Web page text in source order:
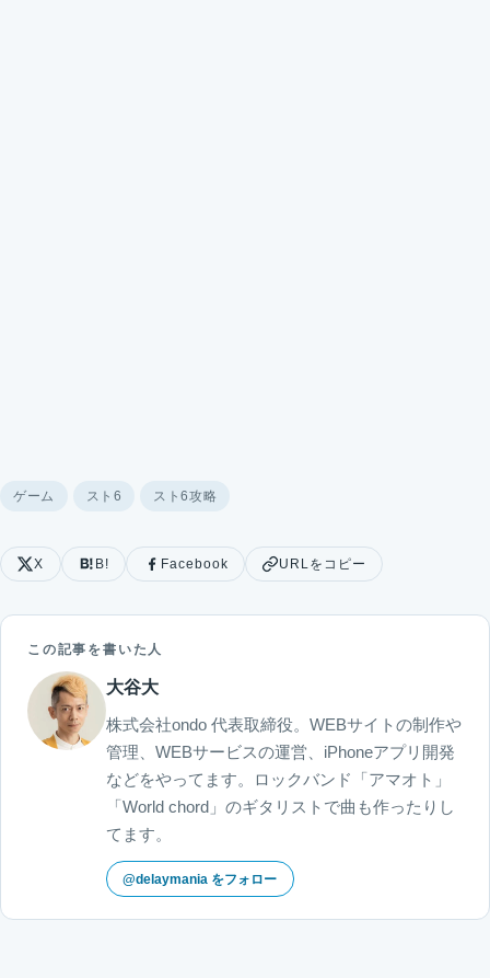
ゲーム スト6 スト6攻略
X B! Facebook URLをコピー
この記事を書いた人
大谷大
株式会社ondo 代表取締役。WEBサイトの制作や
管理、WEBサービスの運営、iPhoneアプリ開発
などをやってます。ロックバンド「アマオト」
「World chord」のギタリストで曲も作ったりし
てます。
@delaymania をフォロー